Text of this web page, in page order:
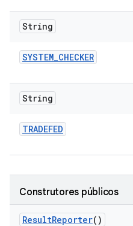
String
SYSTEM_CHECKER
String
TRADEFED
Construtores públicos
ResultReporter()